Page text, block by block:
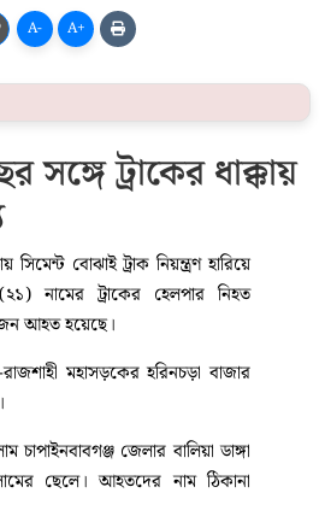
A- A+
সঙ্গে ট্রাকের ধাক্কায়
সিমেন্ট বোঝাই ট্রাক নিয়ন্ত্রণ হারিয়ে
নামের ট্রাকের হেলপার নিহত
আহত হয়েছে।
মহাসড়কের হরিনচড়া বাজার
চাপাইনবাবগঞ্জ জেলার বালিয়া ডাঙ্গা
ছেলে। আহতদের নাম ঠিকানা